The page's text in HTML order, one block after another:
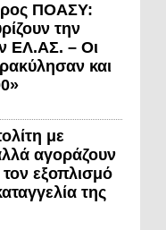
ΠΟΑΣΥ:
την
ΕΛ.ΑΣ. – Οι
και
με
αγοράζουν
τον εξοπλισμό
της